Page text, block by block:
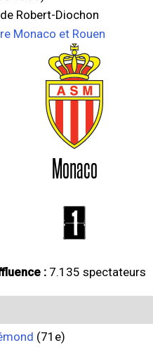
Robert-Diochon
Monaco et Rouen
Monaco
1
: 7.135 spectateurs
(71e)